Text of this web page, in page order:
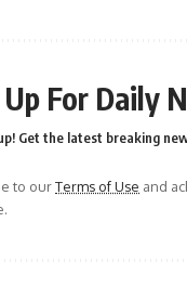
Up For Daily
Get the latest breaking
to ourTerms of Use and